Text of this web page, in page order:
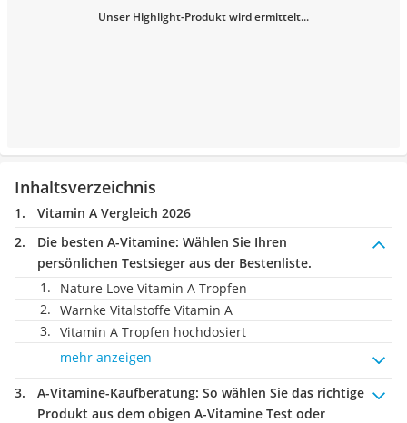
Unser Highlight-Produkt wird ermittelt...
Inhaltsverzeichnis
Vitamin A Vergleich 2026
Die besten A-Vitamine: Wählen Sie Ihren
persönlichen Testsieger aus der Bestenliste.
Nature Love Vitamin A Tropfen
Warnke Vitalstoffe Vitamin A
Vitamin A Tropfen hochdosiert
mehr anzeigen
A-Vitamine-Kaufberatung: So wählen Sie das richtige
Produkt aus dem obigen A-Vitamine Test oder